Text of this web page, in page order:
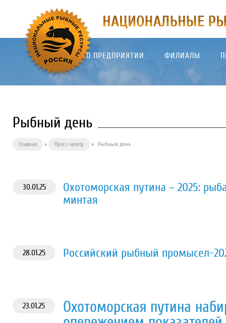
О ПРЕДПРИЯТИИ ФИЛИАЛЫ
Рыбный день
Главная » Пресс-центр » Рыбный день
30.01.25
Охотоморская путина – 2025:
минтая
28.01.25 Российский рыбный промысел-
23.01.25
Охотоморская путина